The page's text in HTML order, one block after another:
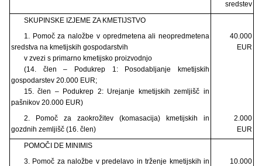
sredstev
SKUPINSKE IZJEME ZA KMETIJSTVO
1. Pomoč za naložbe v opredmetena ali neopredmetena
sredstva na kmetijskih gospodarstvih
v zvezi s primarno kmetijsko proizvodnjo
(14. člen – Podukrep 1: Posodabljanje kmetijskih
gospodarstev 20.000 EUR;
15. člen – Podukrep 2: Urejanje kmetijskih zemljišč in
pašnikov 20.000 EUR)
40.000
EUR
2. Pomoč za zaokrožitev (komasacija) kmetijskih in
gozdnih zemljišč (16. člen)
2.000
EUR
POMOČI DE MINIMIS
3. Pomoč za naložbe v predelavo in trženje kmetijskih in
10.000